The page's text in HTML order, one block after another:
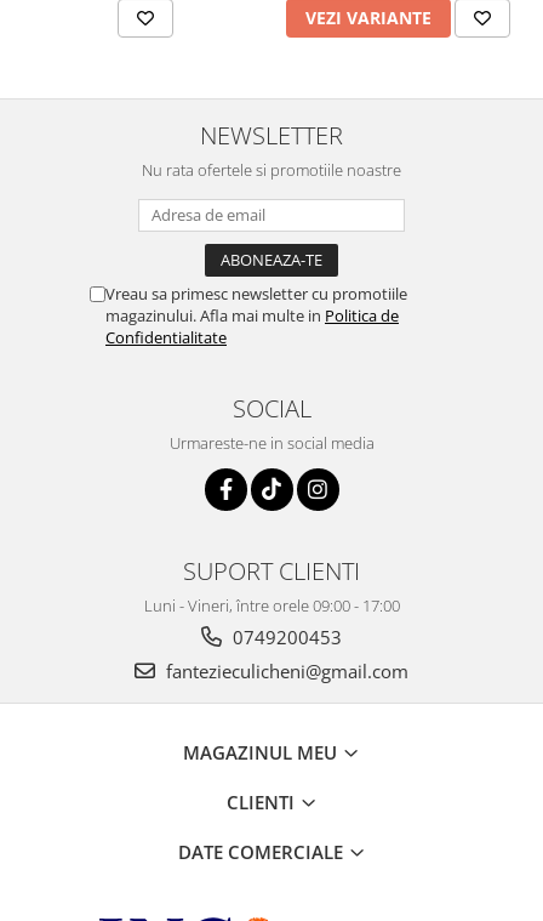
VEZI VARIANTE
NEWSLETTER
Nu rata ofertele si promotiile noastre
Vreau sa primesc newsletter cu promotiile
magazinului. Afla mai multe in Politica de
Confidentialitate
SOCIAL
Urmareste-ne in social media
SUPORT CLIENTI
Luni - Vineri, între orele 09:00 - 17:00
0749200453
fantezieculicheni@gmail.com
MAGAZINUL MEU
CLIENTI
DATE COMERCIALE